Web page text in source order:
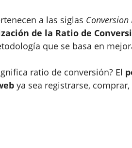
a las siglas
de la Ratio de
que se basa en
ratio de conversión? El
ya sea registrarse,